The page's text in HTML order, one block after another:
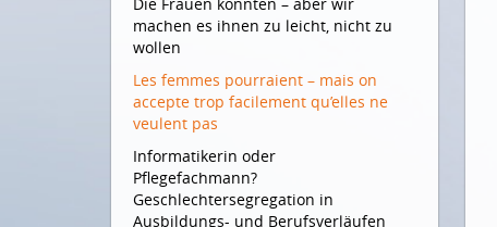
machen es ihnen zu leicht, nicht zu
wollen
Les femmes pourraient – mais on
accepte trop facilement qu’elles ne
veulent pas
Informatikerin oder
Pflegefachmann?
Geschlechtersegregation in
Ausbildungs- und Berufsverläufen